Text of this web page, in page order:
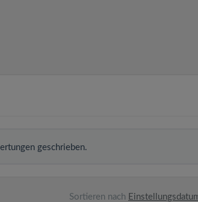
geschrieben.
Sortieren nach